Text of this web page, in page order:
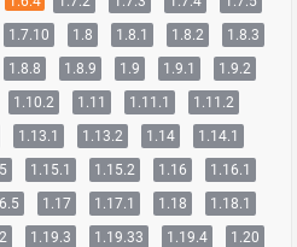
1.7.10 1.8 1.8.1 1.8.2
1.8.3
1.8.8 1.8.9 1.9 1.9.1
1.9.2
1.10.2 1.11 1.11.1
1.11.2
1.13.1 1.13.2 1.14
1.14.1
1.15.1 1.15.2 1.16
1.16.1
1.17 1.17.1 1.18
1.18.1
1.19.3 1.19.33 1.19.4
1.20